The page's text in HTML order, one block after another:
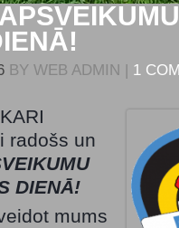
BY WEB ADMIN | 1
radošs un
DIENĀ!
mums